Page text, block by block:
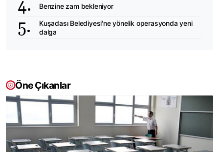
Benzine zam bekleniyor
Kuşadası Belediyesi'ne yönelik operasyonda yeni
dalga
Öne Çıkanlar